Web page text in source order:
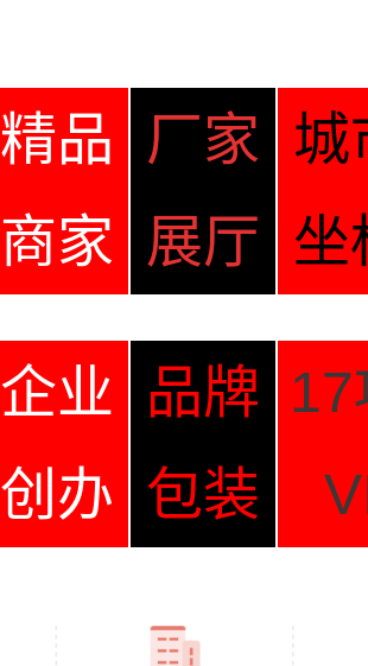
精品
商家
厂家
展厅
城
坐
企业
创办
品牌
包装
17